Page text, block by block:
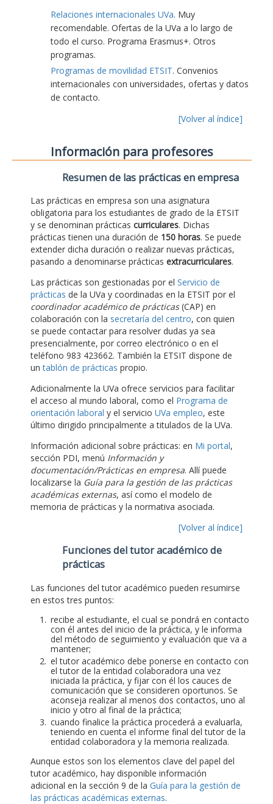
Relaciones internacionales UVa. Muy
recomendable. Ofertas de la UVa a lo largo de
todo el curso. Programa Erasmus+. Otros
programas.
Programas de movilidad ETSIT. Convenios
internacionales con universidades, ofertas y datos
de contacto.
[Volver al índice]
Información para profesores
Resumen de las prácticas en empresa
Las prácticas en empresa son una asignatura
obligatoria para los estudiantes de grado de la ETSIT
y se denominan prácticas curriculares. Dichas
prácticas tienen una duración de 150 horas. Se puede
extender dicha duración o realizar nuevas prácticas,
pasando a denominarse prácticas extracurriculares.
Las prácticas son gestionadas por el Servicio de
prácticas de la UVa y coordinadas en la ETSIT por el
coordinador académico de prácticas(CAP) en
colaboración con la secretaría del centro, con quien
se puede contactar para resolver dudas ya sea
presencialmente, por correo electrónico o en el
teléfono 983 423662. También la ETSIT dispone de
untablón de prácticas propio.
Adicionalmente la UVa ofrece servicios para facilitar
el acceso al mundo laboral, como el Programa de
orientación laboral y el servicio UVa empleo, este
último dirigido principalmente a titulados de la UVa.
Información adicional sobre prácticas: en Mi portal,
sección PDI, menú Información y
documentación/Prácticas en empresa. Allí puede
localizarse la Guía para la gestión de las prácticas
académicas externas, así como el modelo de
memoria de prácticas y la normativa asociada.
[Volver al índice]
Funciones del tutor académico de
prácticas
Las funciones del tutor académico pueden resumirse
en estos tres puntos:
recibe al estudiante, el cual se pondrá en contacto
con él antes del inicio de la práctica, y le informa
del método de seguimiento y evaluación que va a
mantener;
el tutor académico debe ponerse en contacto con
el tutor de la entidad colaboradora una vez
iniciada la práctica, y fijar con él los cauces de
comunicación que se consideren oportunos. Se
aconseja realizar al menos dos contactos, uno al
inicio y otro al final de la práctica;
cuando finalice la práctica procederá a evaluarla,
teniendo en cuenta el informe final del tutor de la
entidad colaboradora y la memoria realizada.
Aunque estos son los elementos clave del papel del
tutor académico, hay disponible información
adicional en la sección 9 de la Guía para la gestión de
las prácticas académicas externas.